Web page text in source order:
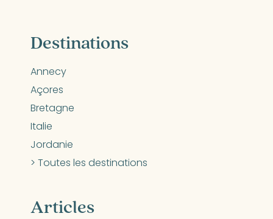
Destinations
Annecy
Açores
Bretagne
Italie
Jordanie
> Toutes les destinations
Articles